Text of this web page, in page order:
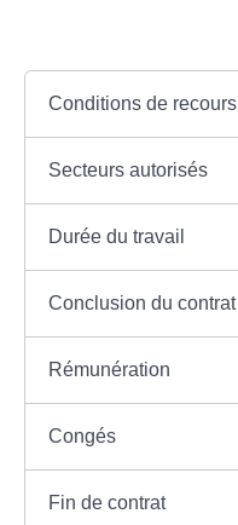
Conditions de recours
Secteurs autorisés
Durée du travail
Conclusion du contrat
Rémunération
Congés
Fin de contrat